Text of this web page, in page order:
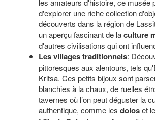
les amateurs d'histoire, ce musée
d'explorer une riche collection
découverts dans la région de
un aperçu fascinant de laculture
d'autres civilisations qui ont
Les villages traditionnels:
pittoresques aux alentours, tels
Kritsa. Ces petits bijoux sont
blanchies à la chaux, de ruelles
tavernes où l’on peut déguster la
authentique, comme les doloset le